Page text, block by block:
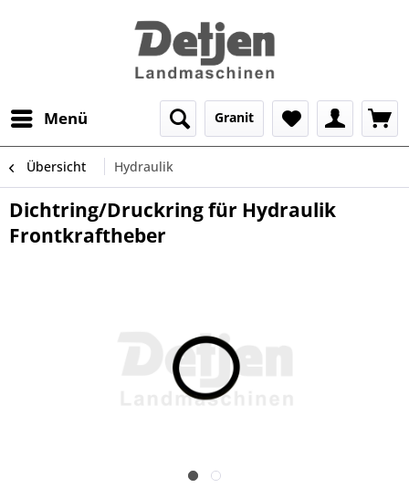
Menü Granit
Übersicht Hydraulik
Dichtring/Druckring für Hydraulik
Frontkraftheber